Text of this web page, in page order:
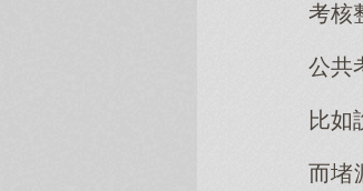
考核
公共
比如
而堵